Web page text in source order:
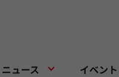
ニュース イベント